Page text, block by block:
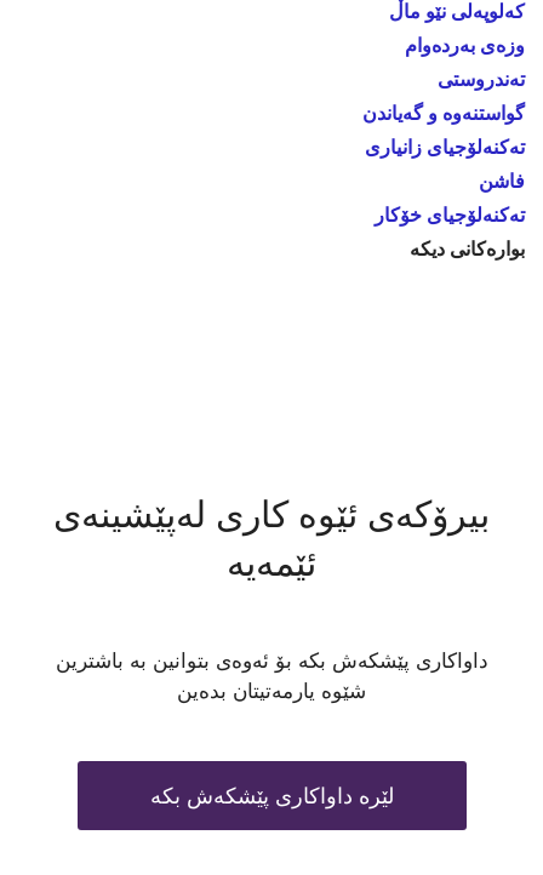
کەلوپەلی نێو ماڵ
وزەی بەردەوام
تەندروستی
گواستنەوە و گەیاندن
تەکنەلۆجیای زانیاری
فاشن
تەکنەلۆجیای خۆکار
بوارەکانی دیکە
بیرۆکەی ئێوە کاری لەپێشینەی
ئێمەیە
داواکاری پێشکەش بکە بۆ ئەوەی بتوانین بە باشترین
شێوە یارمەتیتان بدەین
لێرە داواکاری پێشکەش بکە